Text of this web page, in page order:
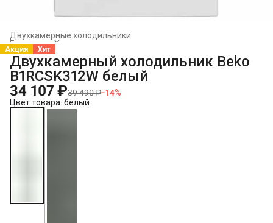
Двухкамерные холодильники
Холодильники и морозильники
Главная ›
Акция Хит
Двухкамерный холодильник Beko
B1RCSK312W белый
34 107 ₽39 490 ₽−14%
Цвет товара: белый